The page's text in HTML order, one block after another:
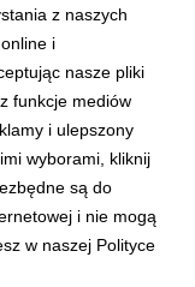
S.A.
z naszych
i
nasze pliki
funkcje mediów
i ulepszony
wyborami, kliknij
są do
i nie mogą
w naszej Polityce